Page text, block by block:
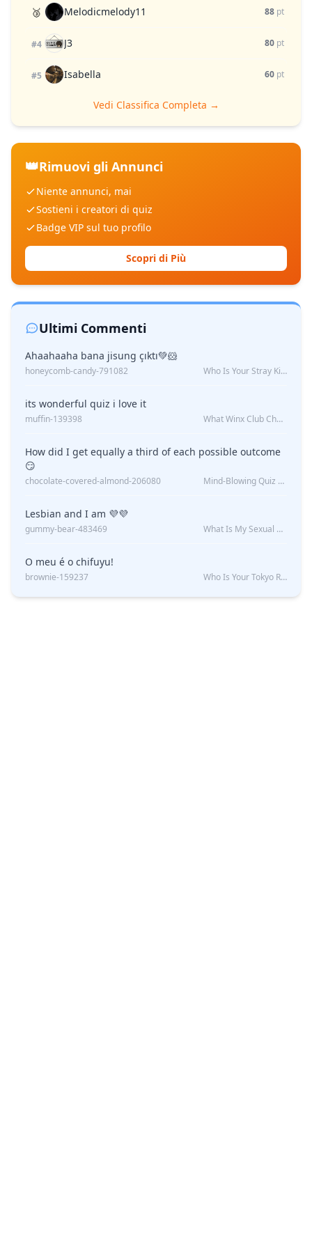
🥉 Melodicmelody11 88 pt
#4 J3 80 pt
#5 Isabella 60 pt
Vedi Classifica Completa →
👑Rimuovi gli Annunci
Niente annunci, mai
Sostieni i creatori di quiz
Badge VIP sul tuo profilo
Scopri di Più
Ultimi Commenti
Ahaahaaha bana jisung çıktı💚🐹
honeycomb-candy-791082 Who Is Your Stray Kids Boyfriend?
its wonderful quiz i love it
muffin-139398 What Winx Club Character Are You?
How did I get equally a third of each possible outcome
😏
chocolate-covered-almond-206080 Mind-Blowing Quiz Reveals: Will I Be Alone Forever?
Lesbian and I am 💜💜
gummy-bear-483469 What Is My Sexual Orientation: Uncovered
O meu é o chifuyu!
brownie-159237 Who Is Your Tokyo Revengers Boyfriend?